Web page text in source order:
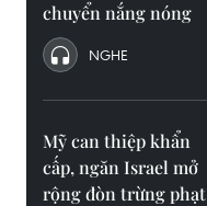
chuyển nắng nóng
NGHE
Mỹ can thiệp khẩn
cấp, ngăn Israel mở
rộng đòn trừng phạt